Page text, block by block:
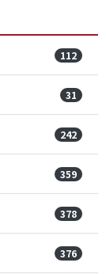
112
31
242
359
378
376